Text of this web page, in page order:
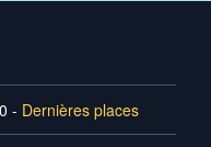
- Dernières places